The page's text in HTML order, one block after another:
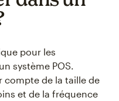
pour les
système POS.
compte de la taille de
et de la fréquence